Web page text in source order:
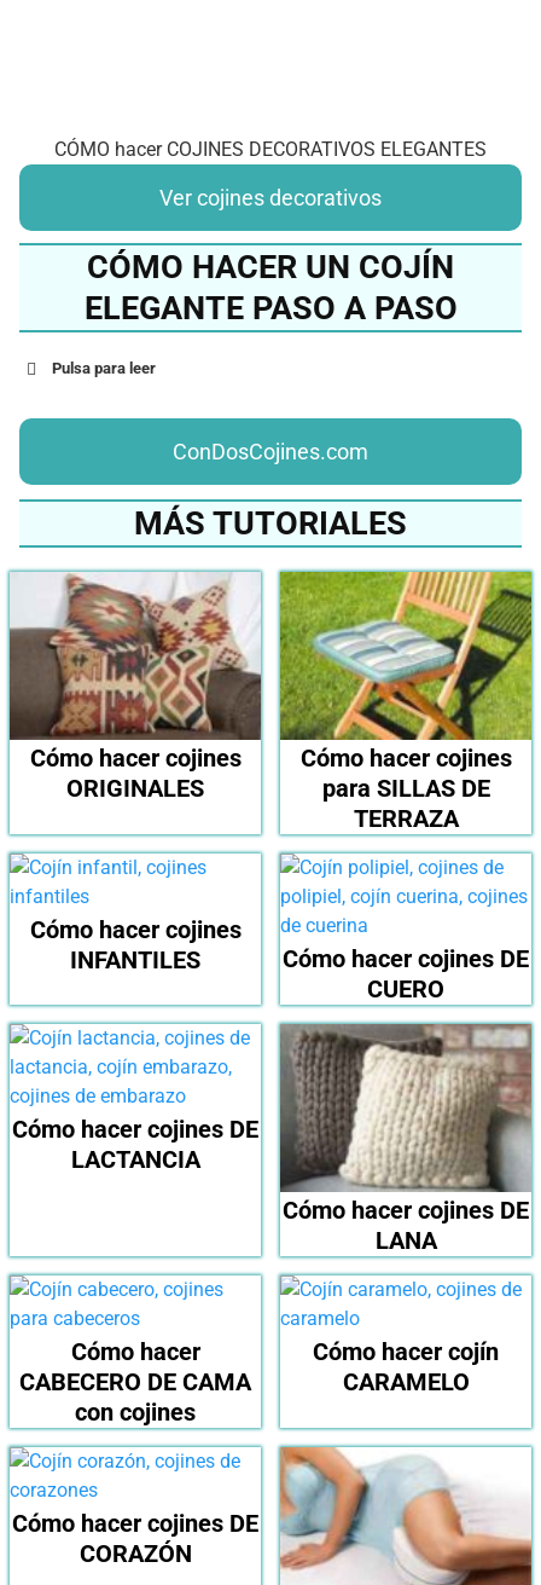
CÓMO hacer COJINES DECORATIVOS ELEGANTES
Ver cojines decorativos
CÓMO HACER UN COJÍN
ELEGANTE PASO A PASO
Pulsa para leer
ConDosCojines.com
MÁS TUTORIALES
Cómo hacer cojines
ORIGINALES
Cómo hacer cojines
para SILLAS DE
TERRAZA
Cómo hacer cojines
INFANTILES
Cómo hacer cojines DE
CUERO
Cómo hacer cojines DE
LACTANCIA
Cómo hacer cojines DE
LANA
Cómo hacer
CABECERO DE CAMA
con cojines
Cómo hacer cojín
CARAMELO
Cómo hacer cojines DE
CORAZÓN